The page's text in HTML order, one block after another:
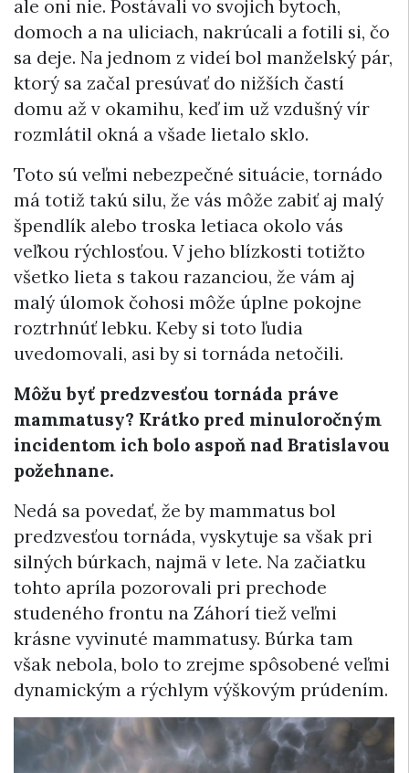
ale oni nie. Postávali vo svojich bytoch,
domoch a na uliciach, nakrúcali a fotili si, čo
sa deje. Na jednom z videí bol manželský pár,
ktorý sa začal presúvať do nižších častí
domu až v okamihu, keď im už vzdušný vír
rozmlátil okná a všade lietalo sklo.
Toto sú veľmi nebezpečné situácie, tornádo
má totiž takú silu, že vás môže zabiť aj malý
špendlík alebo troska letiaca okolo vás
veľkou rýchlosťou. V jeho blízkosti totižto
všetko lieta s takou razanciou, že vám aj
malý úlomok čohosi môže úplne pokojne
roztrhnúť lebku. Keby si toto ľudia
uvedomovali, asi by si tornáda netočili.
Môžu byť predzvesťou tornáda práve
mammatusy? Krátko pred minuloročným
incidentom ich bolo aspoň nad Bratislavou
požehnane.
Nedá sa povedať, že by mammatus bol
predzvesťou tornáda, vyskytuje sa však pri
silných búrkach, najmä v lete. Na začiatku
tohto apríla pozorovali pri prechode
studeného frontu na Záhorí tiež veľmi
krásne vyvinuté mammatusy. Búrka tam
však nebola, bolo to zrejme spôsobené veľmi
dynamickým a rýchlym výškovým prúdením.